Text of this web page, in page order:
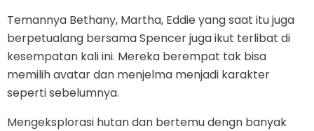
Temannya Bethany, Martha, Eddie yang saat itu juga
berpetualang bersama Spencer juga ikut terlibat di
kesempatan kali ini. Mereka berempat tak bisa
memilih avatar dan menjelma menjadi karakter
seperti sebelumnya.
Mengeksplorasi hutan dan bertemu dengn banyak